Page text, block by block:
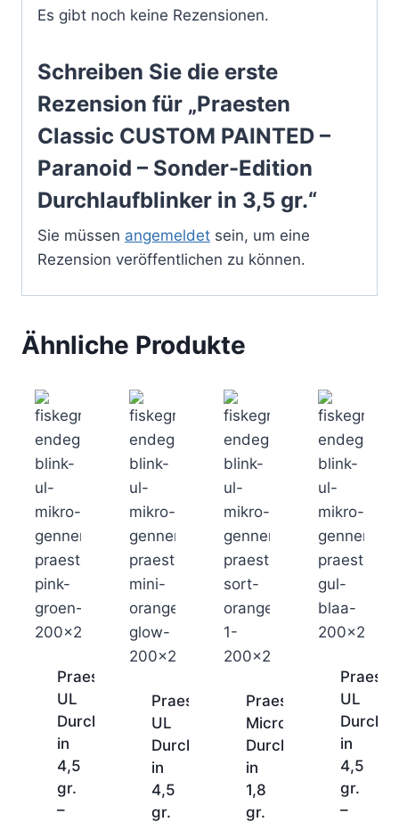
Es gibt noch keine Rezensionen.
Schreiben Sie die erste
Rezension für „Praesten
Classic CUSTOM PAINTED –
Paranoid – Sonder-Edition
Durchlaufblinker in 3,5 gr.“
Sie müssen angemeldet sein, um eine
Rezension veröffentlichen zu können.
Ähnliche Produkte
Praesten
UL
Durchlaufblinker
in
4,5
gr.
–
Praesten
UL
Durchlaufblinker
in
4,5
gr.
Praesten
Micro
Durchlaufblinker
in
1,8
gr.
UL
in
4,5
gr.
–